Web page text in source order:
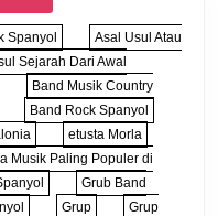
Spanyol
Asal Usul Atau
Sejarah Dari Awal
Band Musik Country
Band Rock Spanyol
etusta Morla
Musik Paling Populer di
Grub Band
Grup
Grup